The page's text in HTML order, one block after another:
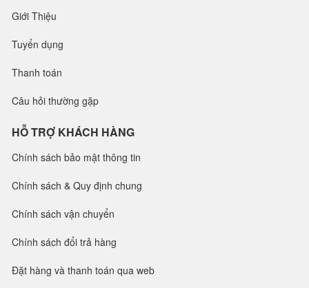
Giới Thiệu
Tuyển dụng
Thanh toán
Câu hỏi thường gặp
HỖ TRỢ KHÁCH HÀNG
Chính sách bảo mật thông tin
Chính sách & Quy định chung
Chính sách vận chuyển
Chính sách đổi trả hàng
Đặt hàng và thanh toán qua web